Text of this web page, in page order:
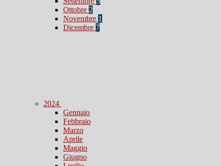
Ottobre 2
Novembre 1
Dicembre 7
2024
Gennaio
Febbraio
Marzo
Aprile
Maggio
Giugno